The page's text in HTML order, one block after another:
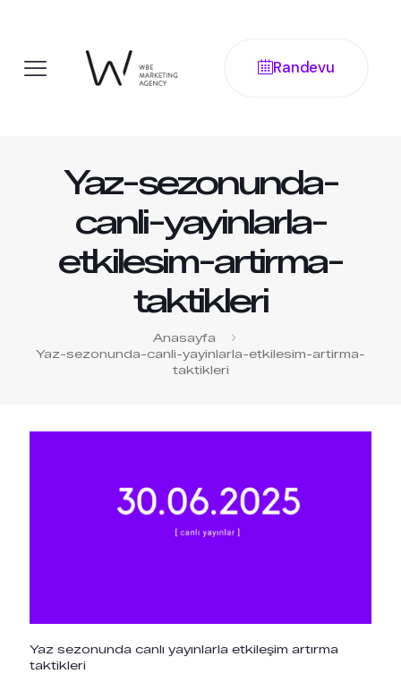
Randevu
Yaz-sezonunda-
canli-yayinlarla-
etkilesim-artirma-
taktikleri
Anasayfa
Yaz-sezonunda-canli-yayinlarla-etkilesim-artirma-
taktikleri
Yaz sezonunda canlı yayınlarla etkileşim artırma
taktikleri